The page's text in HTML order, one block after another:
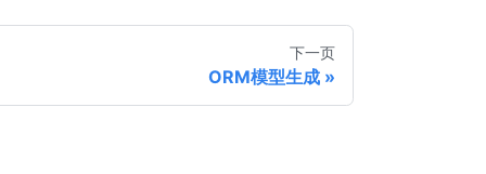
下一页
ORM模型生成